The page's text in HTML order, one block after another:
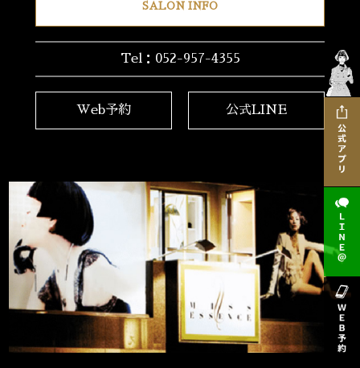
SALON INFO
Tel：052-957-4355
Web予約 公式LINE